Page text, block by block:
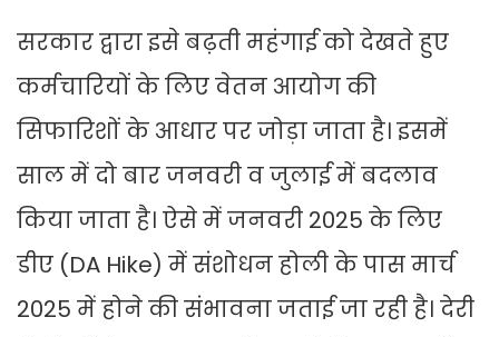
सरकार द्वारा इसे बढ़ती महंगाई को देखते हुए
कर्मचारियों के लिए वेतन आयोग की
सिफारिशों के आधार पर जोड़ा जाता है। इसमें
साल में दो बार जनवरी व जुलाई में बदलाव
किया जाता है। ऐसे में जनवरी 2025 के लिए
डीए (DA Hike) में संशोधन होली के पास मार्च
2025 में होने की संभावना जताई जा रही है। देरी